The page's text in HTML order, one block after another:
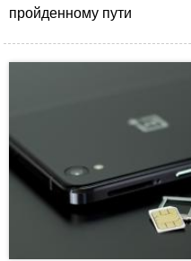
пройденному пути